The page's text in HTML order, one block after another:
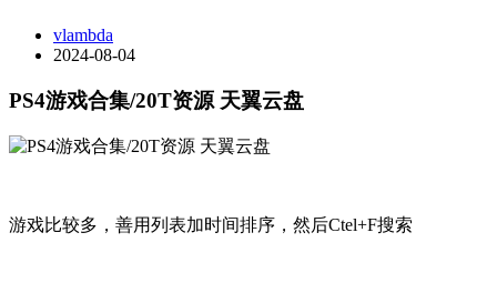
vlambda
2024-08-04
PS4游戏合集/20T资源 天翼云盘
游戏比较多，善用列表加时间排序，然后Ctel+F搜索